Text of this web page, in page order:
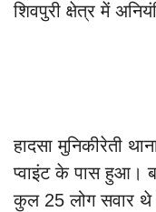
शिवपुरी क्षेत्र में
हादसा मुनिकीरेती
प्वाइंट के पास हुआ।
कुल 25 लोग सवार